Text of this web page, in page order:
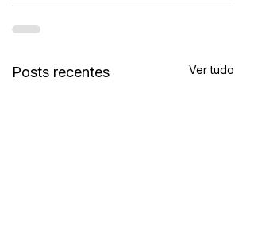
Posts recentes Ver tudo